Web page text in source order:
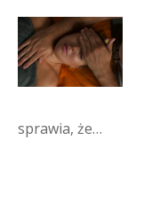
sprawia, że…